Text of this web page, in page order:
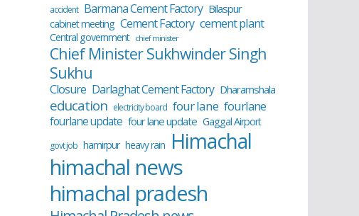
accident Barmana Cement Factory Bilaspur
cabinet meeting Cement Factory cement plant
Central government chief minister
Chief Minister Sukhwinder Singh
Sukhu
Closure Darlaghat Cement Factory Dharamshala
education electricity board four lane fourlane
fourlane update four lane update Gaggal Airport
govt job hamirpur heavy rain Himachal
himachal news
himachal pradesh